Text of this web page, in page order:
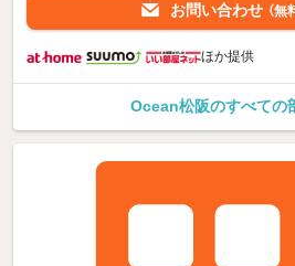
お問い合わせ （無
ほか提供
Ocean松阪のすべての